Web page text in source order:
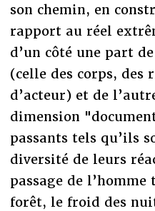
son chemin, en
rapport au réel
d’un côté une part
(celle des corps, des
d’acteur) et de
dimension
passants tels qu’ils
diversité de leurs
passage de
forêt, le froid des